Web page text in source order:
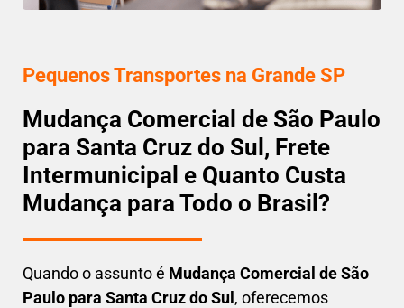
Pequenos Transportes na Grande SP
Mudança Comercial de São Paulo
para Santa Cruz do Sul, Frete
Intermunicipal e Quanto Custa
Mudança para Todo o Brasil?
Quando o assunto é Mudança Comercial de São
Paulo para Santa Cruz do Sul, oferecemos